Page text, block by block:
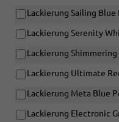
Lackierung Sailing Blue
Lackierung Serenity
Lackierung
Lackierung Ultimate
Lackierung Meta Blue
Lackierung Electronic